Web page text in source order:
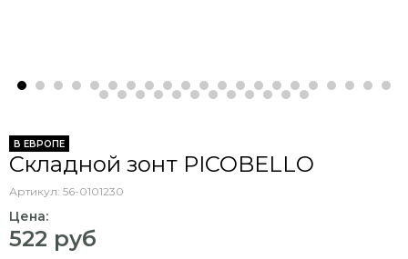
В ЕВРОПЕ
Складной зонт PICOBELLO
Артикул: 56-0101230
Цена:
522 руб